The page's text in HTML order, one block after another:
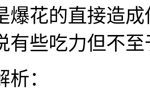
爆花的直接造
有些吃力但不
：